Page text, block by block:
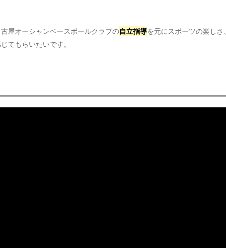
屋オーシャンベースボールクラブの自立指導を元にスポーツの楽しさ、
てもらいたいです。